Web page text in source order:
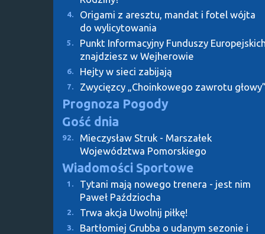
4.
Origami z aresztu, mandat i fotel wójta
do wylicytowania
5.
Punkt Informacyjny Funduszy
znajdziesz w Wejherowie
6. Hejty w sieci zabijają
7. Zwycięzcy „Choinkowego zawrotu
Prognoza Pogody
Gość dnia
92.
Mieczysław Struk - Marszałek
Województwa Pomorskiego
Wiadomości Sportowe
1.
Tytani mają nowego trenera - jest nim
Paweł Paździocha
2. Trwa akcja Uwolnij piłkę!
3.
Bartłomiej Grubba o udanym sezonie i